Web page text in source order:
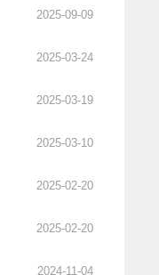
2025-09-09
2025-03-24
2025-03-19
2025-03-10
2025-02-20
2025-02-20
2024-11-04